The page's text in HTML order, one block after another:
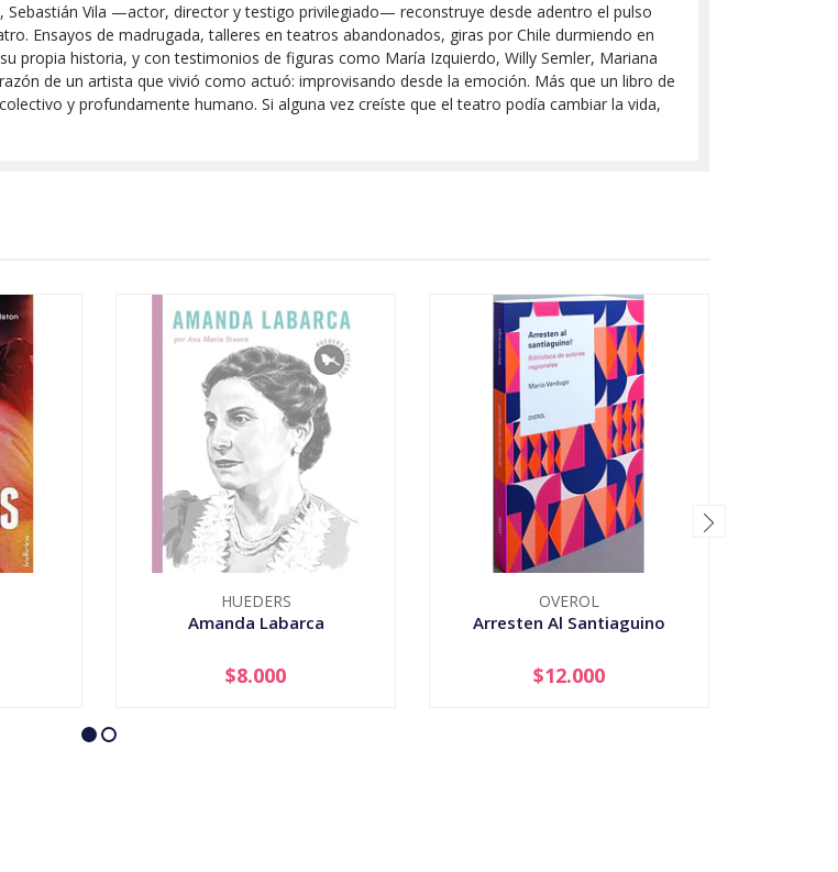
Vila —actor, director y testigo privilegiado— reconstruye desde adentro el pulso
Ensayos de madrugada, talleres en teatros abandonados, giras por Chile durmiendo en
propia historia, y con testimonios de figuras como María Izquierdo, Willy Semler, Mariana
de un artista que vivió como actuó: improvisando desde la emoción. Más que un libro de
y profundamente humano. Si alguna vez creíste que el teatro podía cambiar la vida,
HUEDERS
Amanda Labarca
AGOTADO
$8.000
OVEROL
Arresten Al Santiaguino
+
$12.000